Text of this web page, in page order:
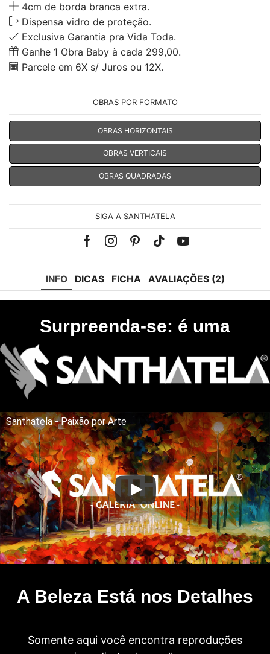
4cm de borda branca extra.
Dispensa vidro de proteção.
Exclusiva Garantia pra Vida Toda.
Ganhe 1 Obra Baby à cada 299,00.
Parcele em 6X s/ Juros ou 12X.
OBRAS POR FORMATO
OBRAS HORIZONTAIS
OBRAS VERTICAIS
OBRAS QUADRADAS
SIGA A SANTHATELA
FacebookInstagramPinterest
Tik-Youtube
INFO DICAS FICHA AVALIAÇÕES (2)
Surpreenda-se: é uma
Santhatela - Paixão por Arte
A Beleza Está nos Detalhes
Somente aqui você encontra reproduções